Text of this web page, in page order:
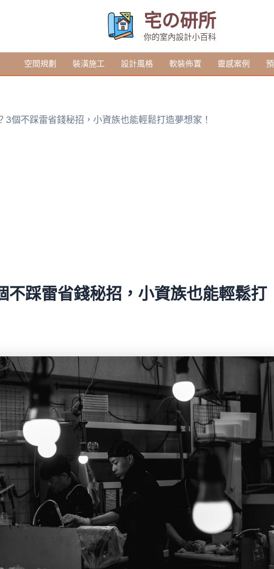
宅の研所
你的室內設計小百科
空間規劃 裝潢施工 設計風格 軟裝佈置 靈感案例
3個不踩雷省錢秘招，小資族也能輕鬆打造夢想家！
不踩雷省錢秘招，小資族也能輕鬆打